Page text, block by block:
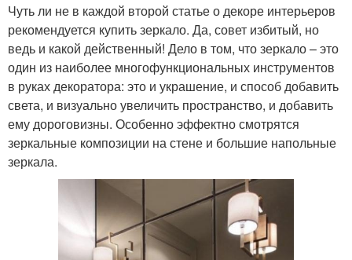
Чуть ли не в каждой второй статье о декоре интерьеров
рекомендуется купить зеркало. Да, совет избитый, но
ведь и какой действенный! Дело в том, что зеркало – это
один из наиболее многофункциональных инструментов
в руках декоратора: это и украшение, и способ добавить
света, и визуально увеличить пространство, и добавить
ему дороговизны. Особенно эффектно смотрятся
зеркальные композиции на стене и большие напольные
зеркала.